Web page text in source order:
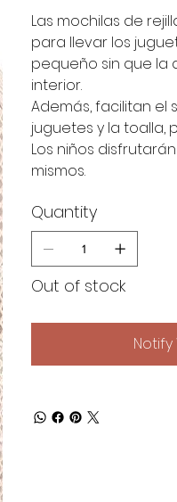
Las mochilas de
para llevar los
pequeño sin que la
interior.
Además, facilitan el
juguetes y la toalla,
Los niños
mismos.
Quantity
Out of stock